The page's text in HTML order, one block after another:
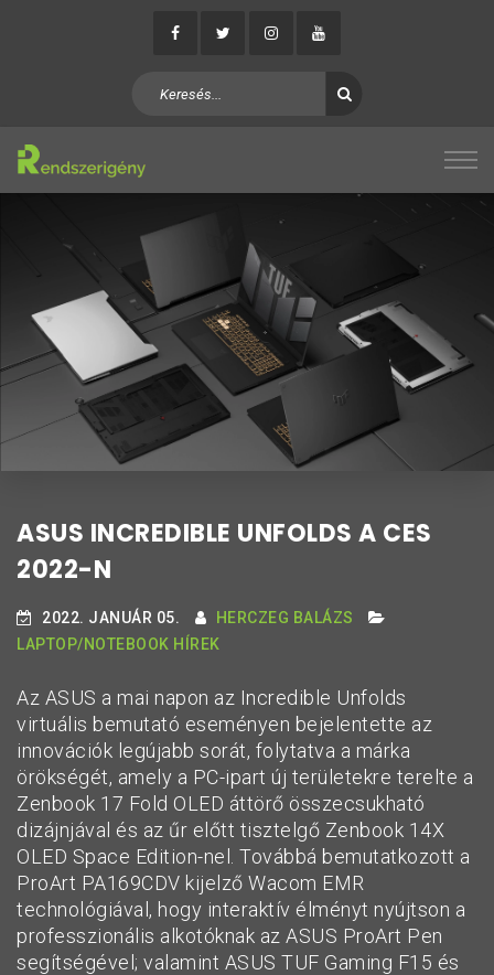
ASUS INCREDIBLE UNFOLDS A CES
2022-N
2022. JANUÁR 05.
HERCZEG BALÁZS
LAPTOP/NOTEBOOK HÍREK
Az ASUS a mai napon az Incredible Unfolds
virtuális bemutató eseményen bejelentette az
innovációk legújabb sorát, folytatva a márka
örökségét, amely a PC-ipart új területekre terelte a
Zenbook 17 Fold OLED áttörő összecsukható
dizájnjával és az űr előtt tisztelgő Zenbook 14X
OLED Space Edition-nel. Továbbá bemutatkozott a
ProArt PA169CDV kijelző Wacom EMR
technológiával, hogy interaktív élményt nyújtson a
professzionális alkotóknak az ASUS ProArt Pen
segítségével; valamint ASUS TUF Gaming F15 és